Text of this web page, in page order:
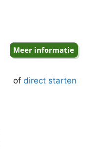
of direct starten